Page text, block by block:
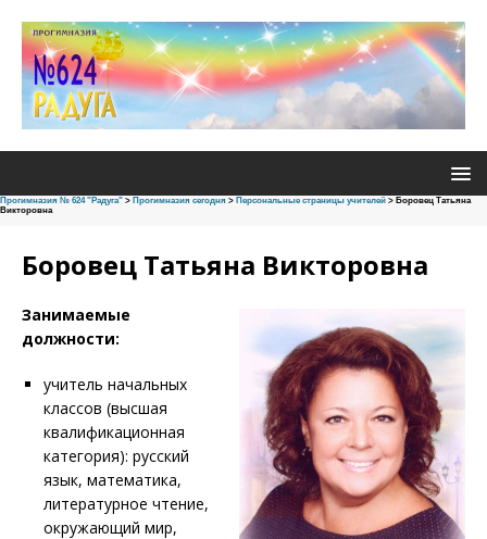
Прогимназия № 624 "Радуга" > Прогимназия сегодня > Персональные страницы учителей > Боровец Татьяна
Викторовна
Боровец Татьяна Викторовна
Занимаемые
должности:
учитель начальных
классов (высшая
квалификационная
категория): русский
язык, математика,
литературное чтение,
окружающий мир,